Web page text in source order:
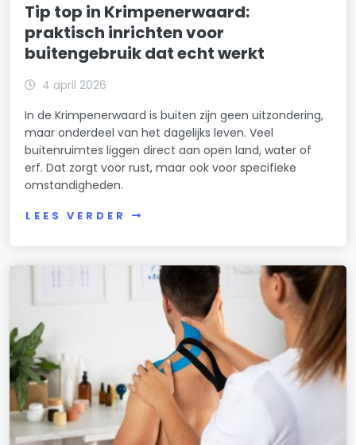
Tip top in Krimpenerwaard:
praktisch inrichten voor
buitengebruik dat echt werkt
4 april 2026
In de Krimpenerwaard is buiten zijn geen uitzondering,
maar onderdeel van het dagelijks leven. Veel
buitenruimtes liggen direct aan open land, water of
erf. Dat zorgt voor rust, maar ook voor specifieke
omstandigheden.
LEES VERDER